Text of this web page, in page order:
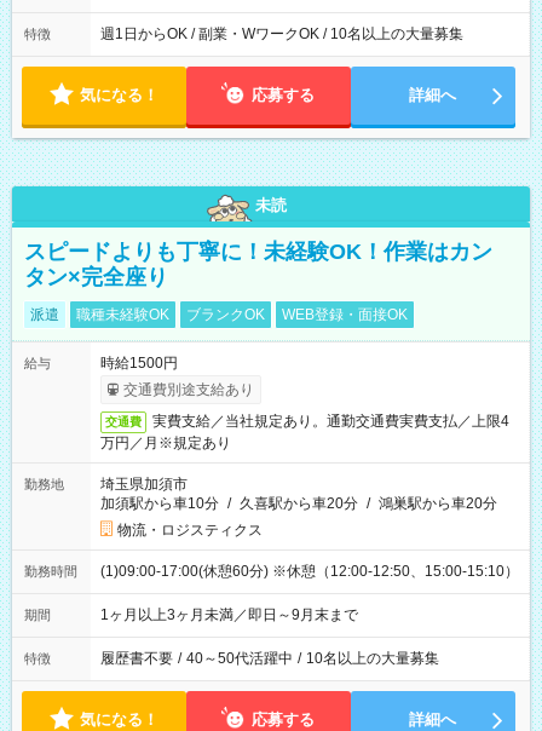
特徴 週1日からOK / 副業・WワークOK / 10名以上の大量募集
気になる！ 応募する 詳細へ
未読
スピードよりも丁寧に！未経験OK！作業はカン
タン×完全座り
派遣 職種未経験OK ブランクOK WEB登録・面接OK
給与
時給1500円
交通費別途支給あり
交通費
実費支給／当社規定あり。通勤交通費実費支払／上限4
万円／月※規定あり
勤務地
埼玉県加須市
加須駅から車10分 / 久喜駅から車20分 / 鴻巣駅から車20分
物流・ロジスティクス
勤務時間 (1)09:00-17:00(休憩60分) ※休憩（12:00-12:50、15:00-15:10）
期間 1ヶ月以上3ヶ月未満／即日～9月末まで
特徴 履歴書不要 / 40～50代活躍中 / 10名以上の大量募集
気になる！ 応募する 詳細へ